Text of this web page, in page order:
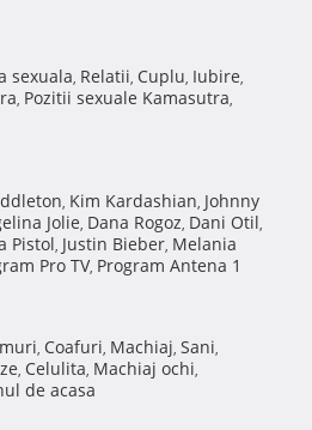
sexuala, Relatii, Cuplu, Iubire,
, Pozitii sexuale Kamasutra,
, Kim Kardashian, Johnny
Jolie, Dana Rogoz, Dani Otil,
Pistol, Justin Bieber, Melania
Pro TV, Program Antena 1
, Coafuri, Machiaj, Sani,
, Celulita, Machiaj ochi,
de acasa